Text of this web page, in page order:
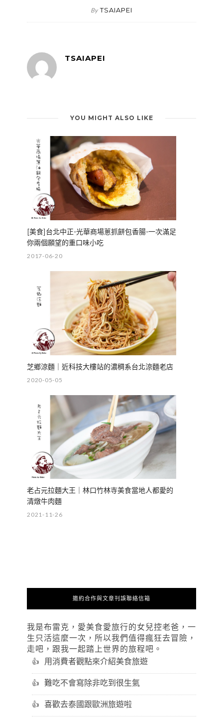
By TSAIAPEI
TSAIAPEI
YOU MIGHT ALSO LIKE
[美食]台北中正-光華商場蔥抓餅包香腸-一次滿足
你兩個願望的重口味小吃
2017-06-20
芝鄉涼麵｜近科技大樓站的濃稠系台北涼麵老店
2020-05-05
老占元拉麵大王｜林口竹林寺美食當地人都愛的
清燉牛肉麵
2021-11-26
邀約合作與文章刊誤聯絡信箱
我是布雷克，愛美食愛旅行的女兒控老爸，一
生只活這麼一次，所以我們值得瘋狂去冒險，
走吧，跟我一起踏上世界的旅程吧。
用消費者觀點來介紹美食旅遊
難吃不會寫除非吃到很生氣
喜歡去泰國跟歐洲旅遊啦